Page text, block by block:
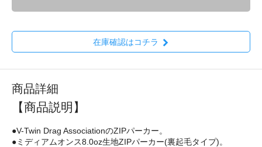
在庫確認はコチラ
商品詳細
【商品説明】
●V-Twin Drag AssociationのZIPパーカー。
●ミディアムオンス8.0oz生地ZIPパーカー(裏起毛タイプ)。